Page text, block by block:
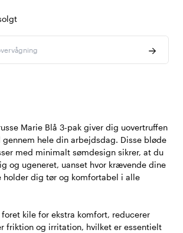
Marie Blå 3-pak giver dig uovertruffen
hele din arbejdsdag. Disse bløde
med minimalt sømdesign sikrer, at du
og ugeneret, uanset hvor krævende dine
holder dig tør og komfortabel i alle
kile for ekstra komfort, reducerer
friktion og irritation, hvilket er essentielt